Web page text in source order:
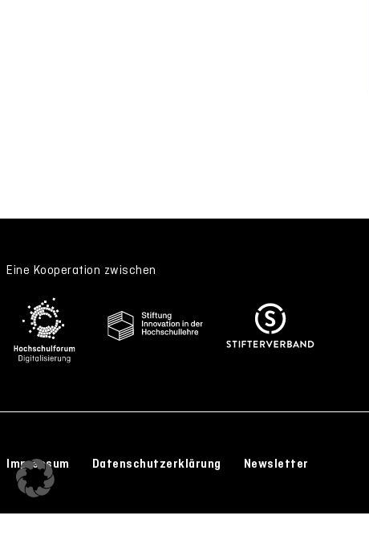
Eine Kooperation zwischen
Impressum Datenschutzerklärung Newsletter